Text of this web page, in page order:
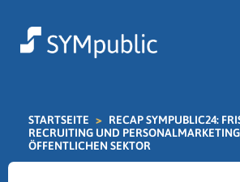
STARTSEITE > RECAP SYMPUBLIC24:
RECRUITING UND
ÖFFENTLICHEN SEKTOR